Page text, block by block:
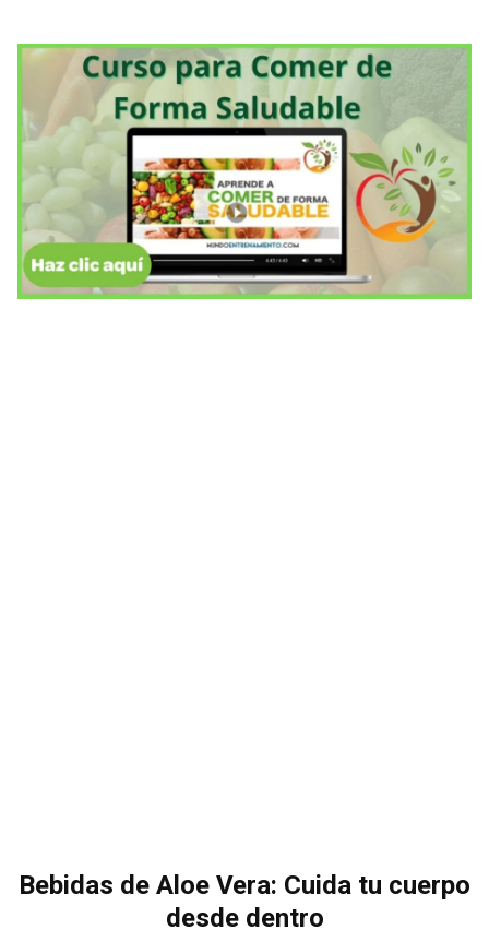
Bebidas de Aloe Vera: Cuida tu cuerpo
desde dentro